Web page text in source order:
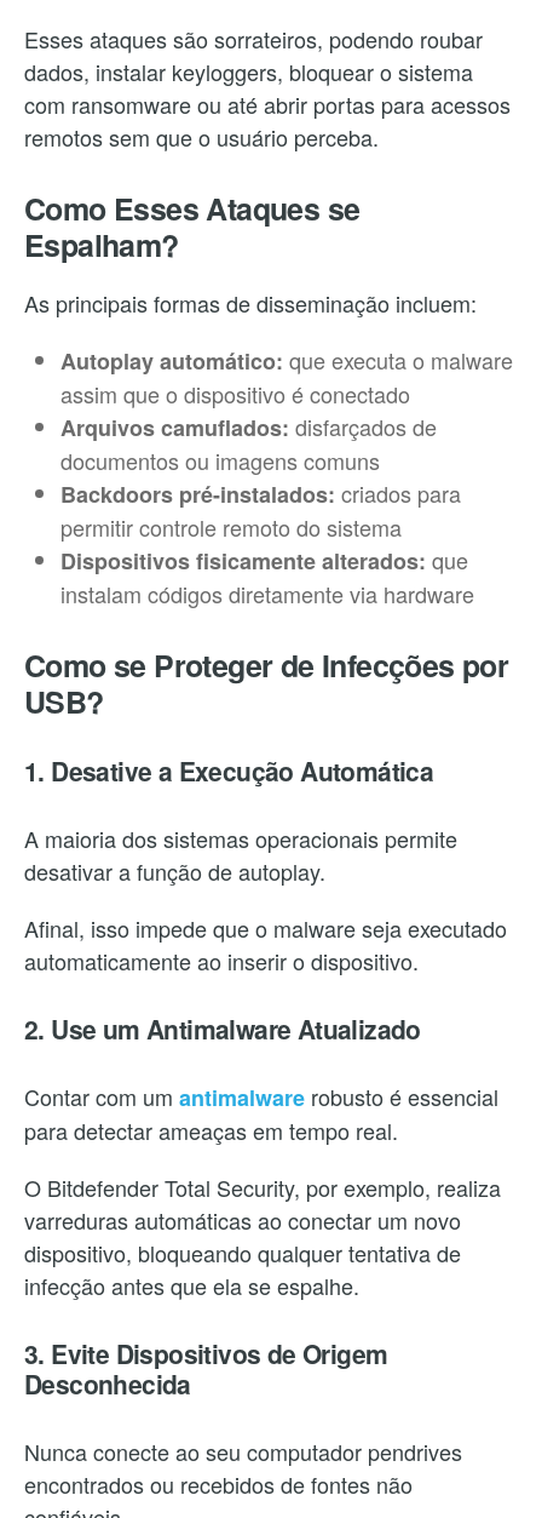
Esses ataques são sorrateiros, podendo roubar
dados, instalar keyloggers, bloquear o sistema
com ransomware ou até abrir portas para acessos
remotos sem que o usuário perceba.
Como Esses Ataques se
Espalham?
As principais formas de disseminação incluem:
Autoplay automático: que executa o malware
assim que o dispositivo é conectado
Arquivos camuflados: disfarçados de
documentos ou imagens comuns
Backdoors pré-instalados: criados para
permitir controle remoto do sistema
Dispositivos fisicamente alterados: que
instalam códigos diretamente via hardware
Como se Proteger de Infecções por
USB?
1. Desative a Execução Automática
A maioria dos sistemas operacionais permite
desativar a função de autoplay.
Afinal, isso impede que o malware seja executado
automaticamente ao inserir o dispositivo.
2. Use um Antimalware Atualizado
Contar com um antimalware robusto é essencial
para detectar ameaças em tempo real.
O Bitdefender Total Security, por exemplo, realiza
varreduras automáticas ao conectar um novo
dispositivo, bloqueando qualquer tentativa de
infecção antes que ela se espalhe.
3. Evite Dispositivos de Origem
Desconhecida
Nunca conecte ao seu computador pendrives
encontrados ou recebidos de fontes não